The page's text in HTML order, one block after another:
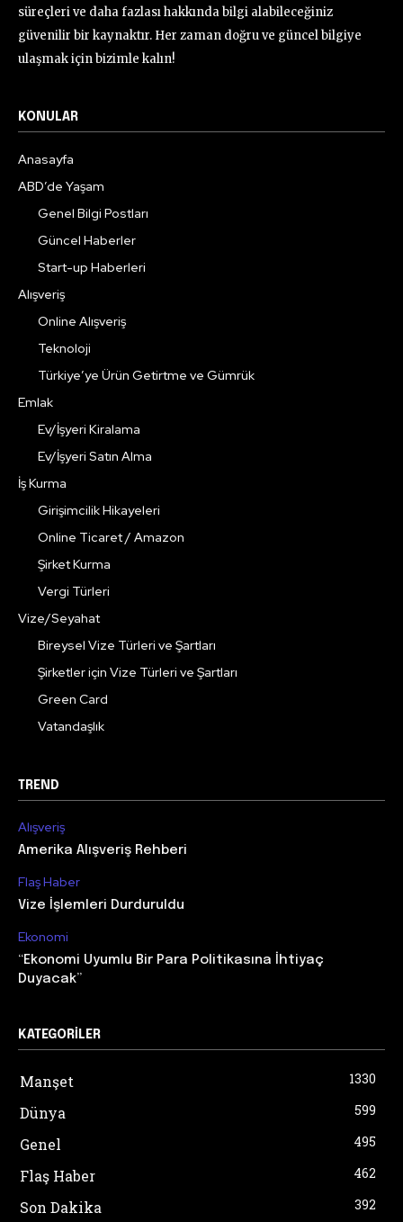
süreçleri ve daha fazlası hakkında bilgi alabileceğiniz
güvenilir bir kaynaktır. Her zaman doğru ve güncel bilgiye
ulaşmak için bizimle kalın!
KONULAR
Anasayfa
ABD’de Yaşam
Genel Bilgi Postları
Güncel Haberler
Start-up Haberleri
Alışveriş
Online Alışveriş
Teknoloji
Türkiye’ye Ürün Getirtme ve Gümrük
Emlak
Ev/İşyeri Kiralama
Ev/İşyeri Satın Alma
İş Kurma
Girişimcilik Hikayeleri
Online Ticaret / Amazon
Şirket Kurma
Vergi Türleri
Vize/Seyahat
Bireysel Vize Türleri ve Şartları
Şirketler için Vize Türleri ve Şartları
Green Card
Vatandaşlık
TREND
Alışveriş
Amerika Alışveriş Rehberi
Flaş Haber
Vize İşlemleri Durduruldu
Ekonomi
“Ekonomi Uyumlu Bir Para Politikasına İhtiyaç
Duyacak”
KATEGORILER
Manşet 1330
Dünya 599
Genel 495
Flaş Haber 462
Son Dakika 392